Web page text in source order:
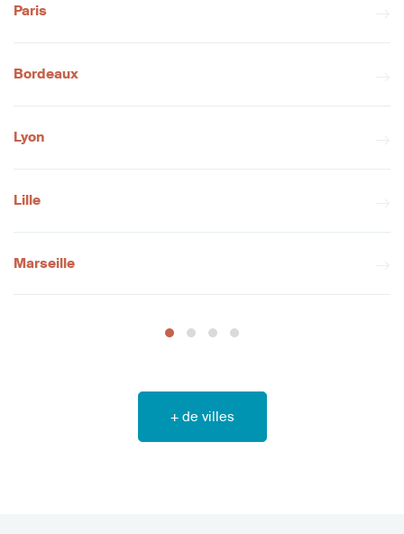
Paris
Bordeaux
Lyon
Lille
Marseille
+ de villes